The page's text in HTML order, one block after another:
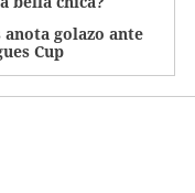
anota golazo ante
Cup